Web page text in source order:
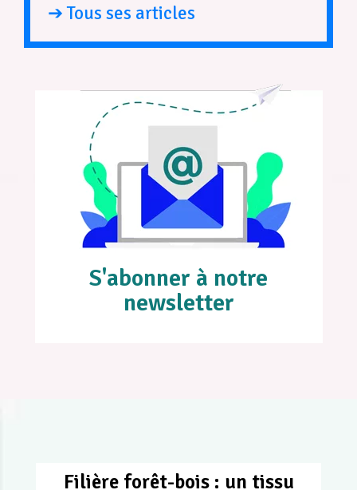
➔ Tous ses articles
S'abonner à notre
newsletter
Filière forêt-bois : un tissu